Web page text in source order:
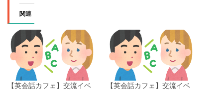
関連
【英会話カフェ】交流イベ
【英会話カフェ】交流イベ